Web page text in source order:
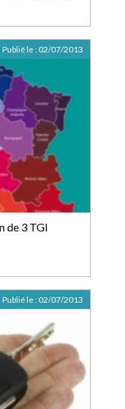
de 3 TGI
Publié le : 02/07/2013
Publié le : 02/07/2013